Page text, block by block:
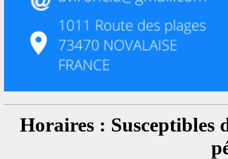
Horaires : Susceptibles